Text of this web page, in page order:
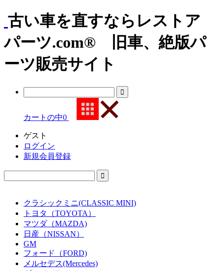
古い車を直すならレストア
パーツ.com® 旧車、絶版パ
ーツ販売サイト
カートの中0
ゲスト
ログイン
新規会員登録
クラシックミニ(CLASSIC MINI)
トヨタ（TOYOTA）
マツダ（MAZDA)
日産（NISSAN）
GM
フォード（FORD)
メルセデス(Mercedes)